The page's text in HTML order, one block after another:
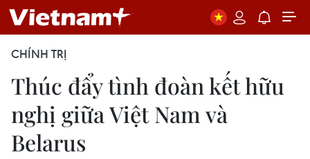
CHÍNH TRỊ
Thúc đẩy tình đoàn kết hữu
nghị giữa Việt Nam và
Belarus